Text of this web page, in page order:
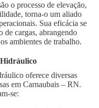
o processo de elevação,
torna-o um aliado
Sua eficácia se
de cargas, abrangendo
ambientes de trabalho.
Hidráulico
oferece diversas
em Carnaubais – RN.
se: